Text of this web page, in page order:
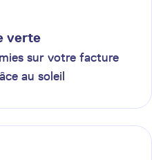
verte
sur votre facture
au soleil